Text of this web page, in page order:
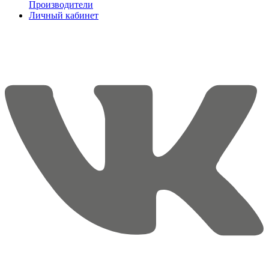
Производители
Личный кабинет